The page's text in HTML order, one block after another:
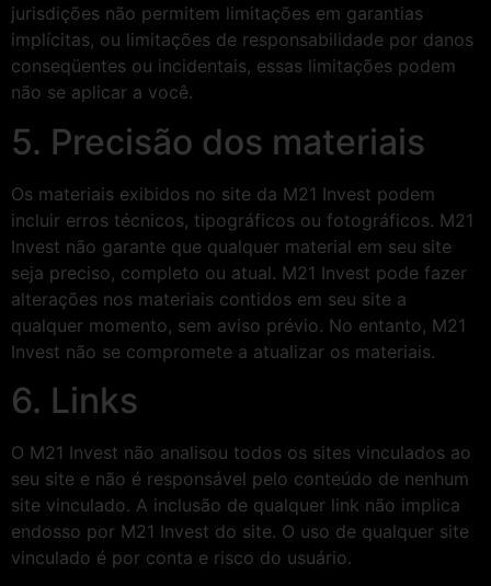
jurisdições não permitem limitações em garantias
implícitas, ou limitações de responsabilidade por danos
conseqüentes ou incidentais, essas limitações podem
não se aplicar a você.
5. Precisão dos materiais
Os materiais exibidos no site da M21 Invest podem
incluir erros técnicos, tipográficos ou fotográficos. M21
Invest não garante que qualquer material em seu site
seja preciso, completo ou atual. M21 Invest pode fazer
alterações nos materiais contidos em seu site a
qualquer momento, sem aviso prévio. No entanto, M21
Invest não se compromete a atualizar os materiais.
6. Links
O M21 Invest não analisou todos os sites vinculados ao
seu site e não é responsável pelo conteúdo de nenhum
site vinculado. A inclusão de qualquer link não implica
endosso por M21 Invest do site. O uso de qualquer site
vinculado é por conta e risco do usuário.